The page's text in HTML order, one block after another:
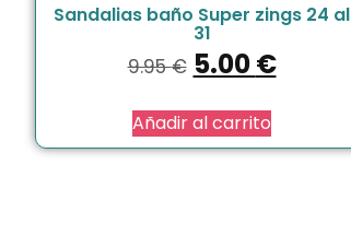
Sandalias baño Super zings 24 al
31
9.95€ 5.00€
Añadir al carrito